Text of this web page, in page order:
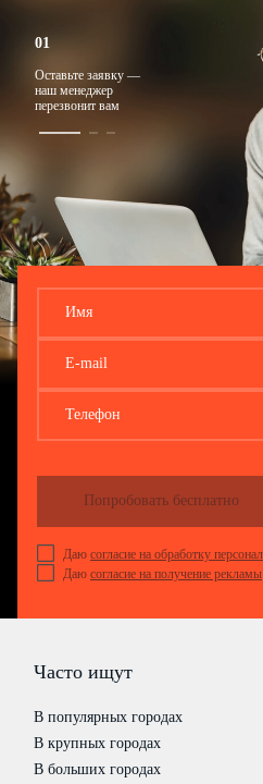
Оставьте заявку —
наш менеджер
перезвонит вам
Имя
E-mail
Телефон
Даю согласие на обработку
Даю согласие на получение рекламы
Попробовать бесплатно
Часто ищут
В популярных городах
В крупных городах
В больших городах